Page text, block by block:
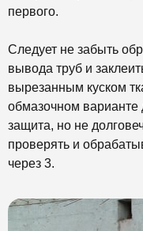
первого.
Следует не забыть
вывода труб и
вырезанным куском
обмазочном варианте
защита, но не
проверять и
через 3.